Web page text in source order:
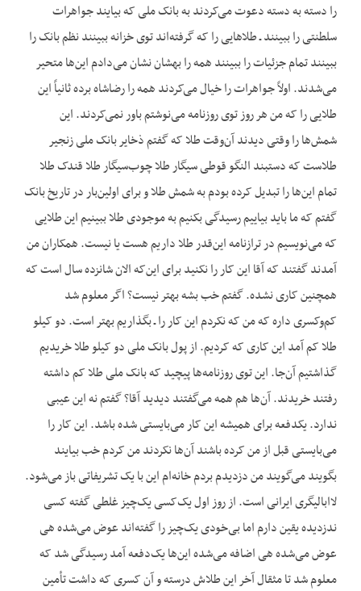
را دسته به دسته دعوت می‌کردند به بانک ملی که بیایند جواهرات
سلطنتی را ببینند ـ طلاهایی را که گرفته‌اند توی خزانه ببینند نظم بانک را
ببینند تمام جزئیات را ببینند همه را بهشان نشان می‌دادم این‌ها متحیر
می‌شدند. اولاً جواهرات را خیال می‌کردند همه را رضاشاه برده ثانیاً این
طلایی را که من هر روز توی روزنامه می‌نوشتم باور نمی‌کردند. این
شمش‌ها را وقتی دیدند آن‌وقت طلا که گفتم ذخایر بانک ملی زنجیر
طلاست که دستبند النگو قوطی سیگار طلا چوب‌سیگار طلا قندک طلا
تمام این‌ها را تبدیل کرده بودم به شمش طلا و برای اولین‌بار در تاریخ بانک
گفتم که ما باید بیاییم رسیدگی بکنیم به موجودی طلا ببینیم این طلایی
که می‌نویسیم در ترازنامه این‌قدر طلا داریم هست یا نیست. همکاران من
آمدند گفتند که آقا این کار را نکنید برای این‌که الان شانزده سال است که
همچنین کاری نشده. گفتم خب بشه بهتر نیست؟ اگر معلوم شد
کم‌وکسری داره که من که نکردم این کار را ـ بگذاریم بهتر است. دو کیلو
طلا کم آمد این کاری که کردیم. از پول بانک ملی دو کیلو طلا خریدیم
گذاشتیم آن‌جا. این توی روزنامه‌ها پیچید که بانک ملی طلا کم داشته
رفتند خریدند. آن‌ها هم همه می‌گفتند دیدید آقا؟ گفتم نه این عیبی
ندارد. یکدفعه برای همیشه این کار می‌بایستی شده باشد. این کار را
می‌بایستی قبل از من کرده باشند آن‌ها نکردند من کردم خب بیایند
بگویند می‌گویند من دزدیدم بردم خانه‌ام این با یک تشریفاتی باز می‌شود.
لاابالیگری ایرانی است. از روز اول یک‌کسی یک‌چیز غلطی گفته کسی
ندزدیده یقین دارم اما بی‌خودی یک‌چیز را گفته‌اند عوض می‌شده هی
عوض می‌شده هی اضافه می‌شده این‌ها یک‌دفعه آمد رسیدگی شد که
معلوم شد تا مثقال آخر این طلاش درسته و آن کسری که داشت تأمین